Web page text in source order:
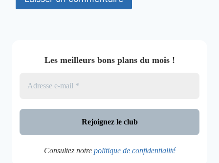
Les meilleurs bons plans du mois !
Consultez notre politique de confidentialité